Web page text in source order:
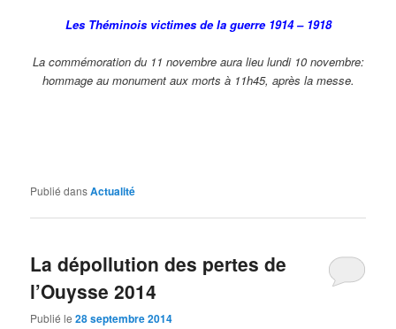
Les Théminois victimes de la guerre 1914 – 1918
La commémoration du 11 novembre aura lieu lundi 10 novembre:
hommage au monument aux morts à 11h45, après la messe.
Publié dansActualité
La dépollution des pertes de
l’Ouysse 2014
Publié le28 septembre 2014